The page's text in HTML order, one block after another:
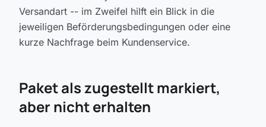
Versandart -- im Zweifel hilft ein Blick in die
jeweiligen Beförderungsbedingungen oder eine
kurze Nachfrage beim Kundenservice.
Paket als zugestellt markiert,
aber nicht erhalten